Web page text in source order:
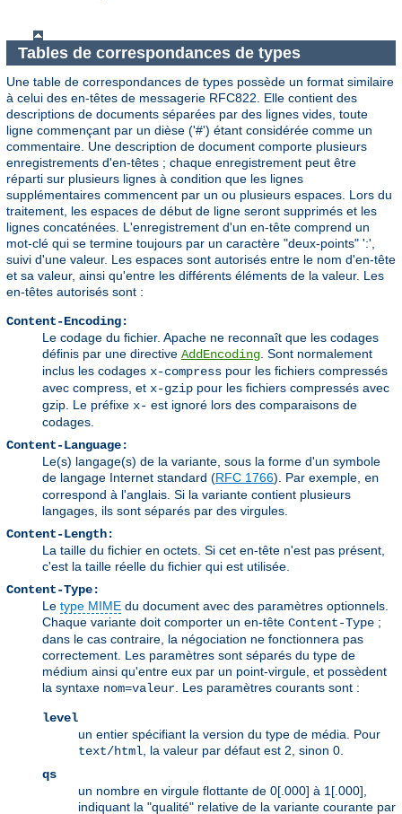
Tables de correspondances de types
Une table de correspondances de types possède un format similaire
à celui des en-têtes de messagerie RFC822. Elle contient des
descriptions de documents séparées par des lignes vides, toute
ligne commençant par un dièse ('#') étant considérée comme un
commentaire. Une description de document comporte plusieurs
enregistrements d'en-têtes ; chaque enregistrement peut être
réparti sur plusieurs lignes à condition que les lignes
supplémentaires commencent par un ou plusieurs espaces. Lors du
traitement, les espaces de début de ligne seront supprimés et les
lignes concaténées. L'enregistrement d'un en-tête comprend un
mot-clé qui se termine toujours par un caractère "deux-points" ':',
suivi d'une valeur. Les espaces sont autorisés entre le nom d'en-tête
et sa valeur, ainsi qu'entre les différents éléments de la valeur. Les
en-têtes autorisés sont :
Content-Encoding:
Le codage du fichier. Apache ne reconnaît que les codages
définis par une directive AddEncoding. Sont normalement
inclus les codages x-compress pour les fichiers compressés
avec compress, et x-gzip pour les fichiers compressés avec
gzip. Le préfixe x- est ignoré lors des comparaisons de
codages.
Content-Language:
Le(s) langage(s) de la variante, sous la forme d'un symbole
de langage Internet standard (RFC 1766). Par exemple, en
correspond à l'anglais. Si la variante contient plusieurs
langages, ils sont séparés par des virgules.
Content-Length:
La taille du fichier en octets. Si cet en-tête n'est pas présent,
c'est la taille réelle du fichier qui est utilisée.
Content-Type:
Le type MIME du document avec des paramètres optionnels.
Chaque variante doit comporter un en-tête Content-Type ;
dans le cas contraire, la négociation ne fonctionnera pas
correctement. Les paramètres sont séparés du type de
médium ainsi qu'entre eux par un point-virgule, et possèdent
la syntaxe nom=valeur. Les paramètres courants sont :
level
un entier spécifiant la version du type de média. Pour
text/html, la valeur par défaut est 2, sinon 0.
qs
un nombre en virgule flottante de 0[.000] à 1[.000],
indiquant la "qualité" relative de la variante courante par